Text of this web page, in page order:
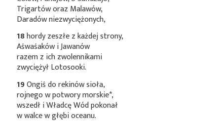
Trigartów oraz Malawów,
Daradów niezwyciężonych,
18hordy zeszłe z każdej strony,
Aśwaśaków i Jawanów
razem z ich zwolennikami
zwyciężył Lotosooki.
19Ongiś do rekinów sioła,
rojnego w potworymorskie*,
wszedł i Władcę Wód pokonał
w walce w głębi oceanu.